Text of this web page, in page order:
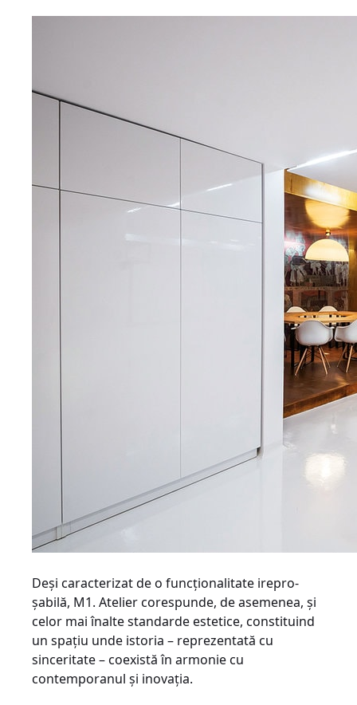
Deşi caracterizat de o funcţionalitate irepro-
şabilă, M1. Atelier corespunde, de asemenea, şi
celor mai înalte standarde estetice, constituind
un spaţiu unde istoria – reprezentată cu
sinceritate – coexistă în armonie cu
contemporanul şi inovaţia.